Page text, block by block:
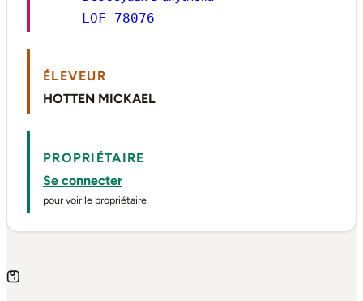
LOF 78076
ÉLEVEUR
HOTTEN MICKAEL
PROPRIÉTAIRE
Se connecter
pour voir le propriétaire